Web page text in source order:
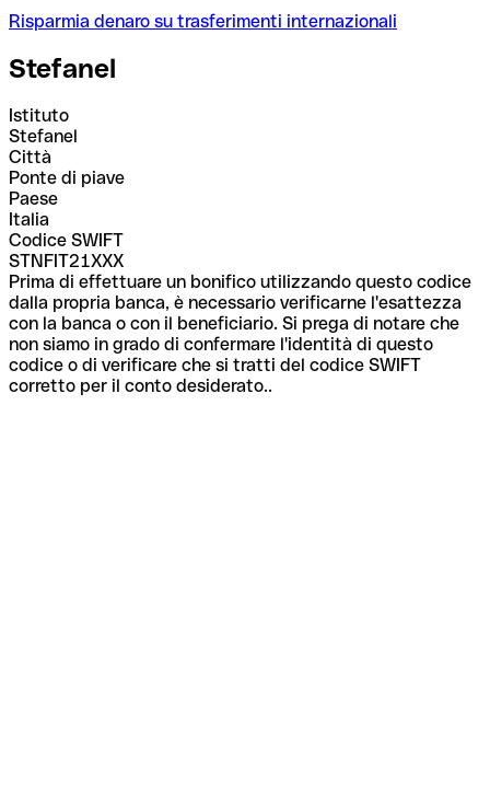
Risparmia denaro su trasferimenti internazionali
Stefanel
Istituto
Stefanel
Città
Ponte di piave
Paese
Italia
Codice SWIFT
STNFIT21XXX
Prima di effettuare un bonifico utilizzando questo codice
dalla propria banca, è necessario verificarne l'esattezza
con la banca o con il beneficiario. Si prega di notare che
non siamo in grado di confermare l'identità di questo
codice o di verificare che si tratti del codice SWIFT
corretto per il conto desiderato..